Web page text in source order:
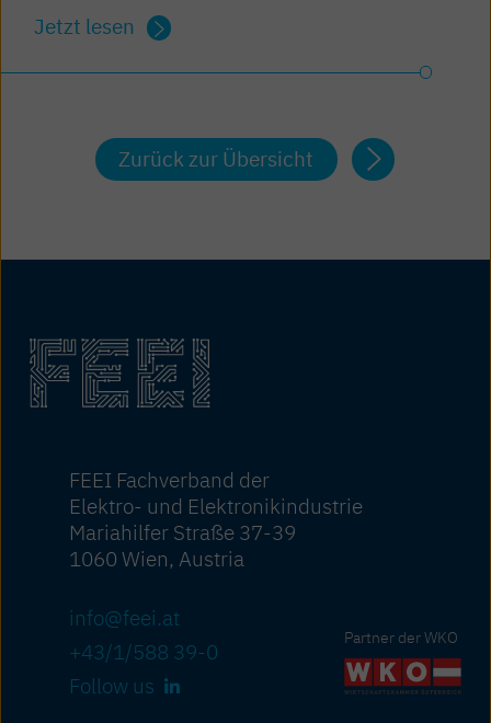
Jetzt lesen
Zurück zur Übersicht
FEEI Fachverband der
Elektro- und Elektronikindustrie
Mariahilfer Straße 37-39
1060 Wien, Austria
info@feei.at
+43/1/588 39-0
Follow us
Partner der WKO